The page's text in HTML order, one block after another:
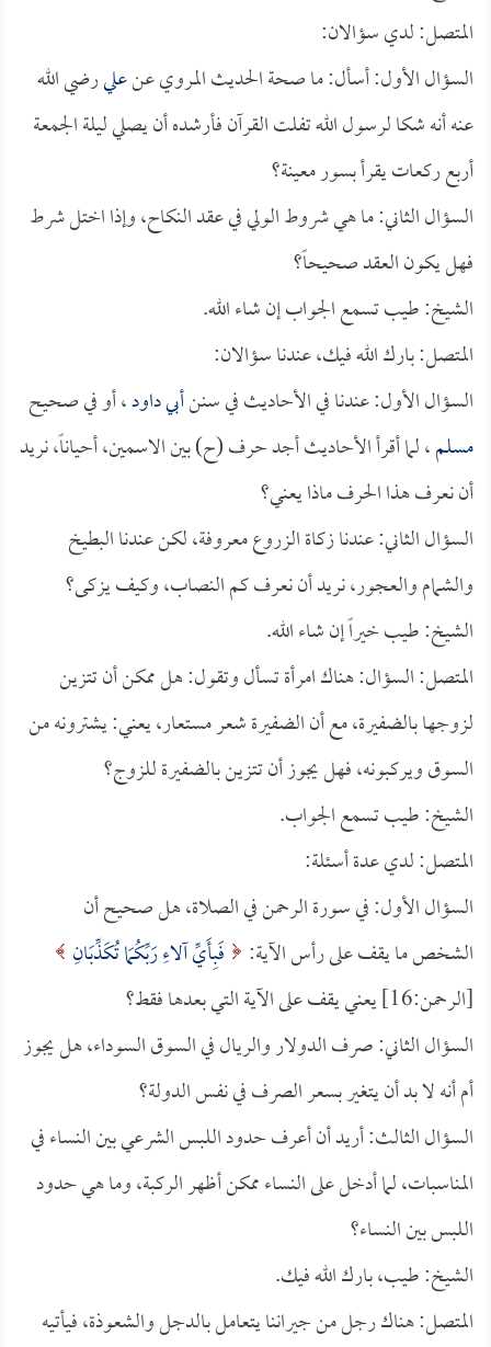
المتصل: لدي سؤالان:
السؤال الأول: أسأل: ما صحة الحديث المروي عنعليرضي الله
عنه أنه شكا لرسول الله تفلت القرآن فأرشده أن يصلي ليلة الجمعة
أربع ركعات يقرأ بسور معينة؟
السؤال الثاني: ما هي شروط الولي في عقد النكاح، وإذا اختل شرط
فهل يكون العقد صحيحاً؟
الشيخ: طيب تسمع الجواب إن شاء الله.
المتصل: بارك الله فيك، عندنا سؤالان:
السؤال الأول: عندنا في الأحاديث في سننأبي داود، أو في صحيح
مسلم، لما أقرأ الأحاديث أجد حرف (ح) بين الاسمين، أحياناً، نريد
أن نعرف هذا الحرف ماذا يعني؟
السؤال الثاني: عندنا زكاة الزروع معروفة، لكن عندنا البطيخ
والشمام والعجور، نريد أن نعرف كم النصاب، وكيف يزكى؟
الشيخ: طيب خيراً إن شاء الله.
المتصل: السؤال: هناك امرأة تسأل وتقول: هل ممكن أن تتزين
لزوجها بالضفيرة، مع أن الضفيرة شعر مستعار، يعني: يشترونه من
السوق ويركبونه، فهل يجوز أن تتزين بالضفيرة للزوج؟
الشيخ: طيب تسمع الجواب.
المتصل: لدي عدة أسئلة:
السؤال الأول: في سورة الرحمن في الصلاة، هل صحيح أن
الشخص ما يقف على رأس الآية:
فَبِأَيِّ آلاءِ رَبِّكُمَا تُكَذِّبَانِ
[الرحمن:16] يعني يقف على الآية التي بعدها فقط؟
السؤال الثاني: صرف الدولار والريال في السوق السوداء، هل يجوز
أم أنه لا بد أن يتغير بسعر الصرف في نفس الدولة؟
السؤال الثالث: أريد أن أعرف حدود اللبس الشرعي بين النساء في
المناسبات، لما أدخل على النساء ممكن أظهر الركبة، وما هي حدود
اللبس بين النساء؟
الشيخ: طيب، بارك الله فيك.
المتصل: هناك رجل من جيراننا يتعامل بالدجل والشعوذة، فيأتيه